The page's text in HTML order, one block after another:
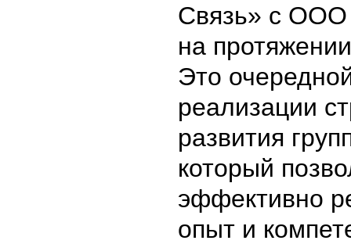
Связь» с ООО
на
Это
реализации
развития
который
эффективно
опыт и